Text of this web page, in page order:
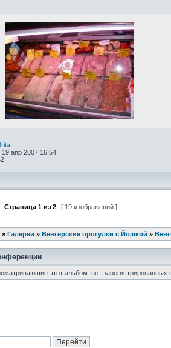
19 апр 2007 16:54
Страница 1 из 2 [ 19 изображений ]
» Галереи » Венгерские прогулки с Йошкой »
этот альбом: нет зарегистрированных